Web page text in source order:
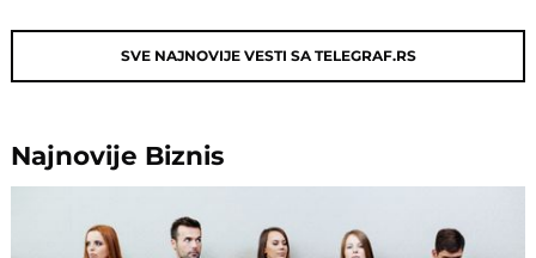
SVE NAJNOVIJE VESTI SA TELEGRAF.RS
Najnovije Biznis